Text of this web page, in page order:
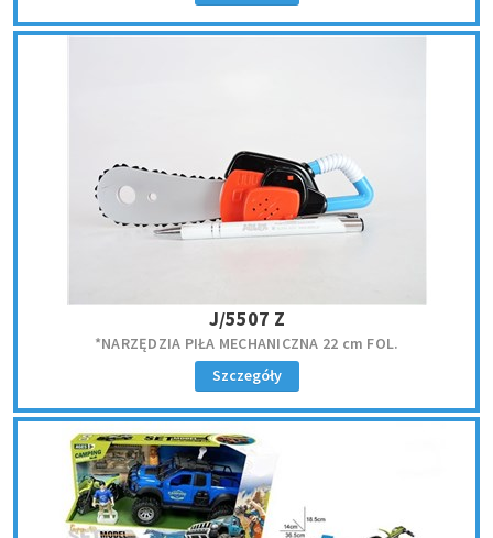
J/5507 Z
*NARZĘDZIA PIŁA MECHANICZNA 22 cm FOL.
Szczegóły